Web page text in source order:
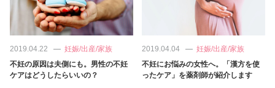
2019.04.22
妊娠/出産/家族
不妊の原因は夫側にも。男性の不妊
ケアはどうしたらいいの？
2019.04.04
妊娠/出産/家族
不妊にお悩みの女性へ。「漢方を使
ったケア」を薬剤師が紹介します